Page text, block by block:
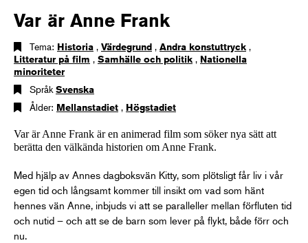
Var är Anne Frank
Tema: Historia , Värdegrund , Andra konstuttryck ,
Litteratur på film , Samhälle och politik , Nationella
minoriteter
Språk Svenska
Ålder: Mellanstadiet , Högstadiet
Var är Anne Frank är en animerad film som söker nya sätt att
berätta den välkända historien om Anne Frank.
Med hjälp av Annes dagboksvän Kitty, som plötsligt får liv i vår
egen tid och långsamt kommer till insikt om vad som hänt
hennes vän Anne, inbjuds vi att se paralleller mellan förfluten tid
och nutid – och att se de barn som lever på flykt, både förr och
nu.